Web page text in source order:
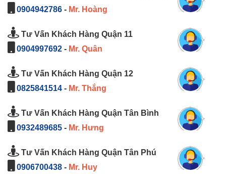
0904942786 - Mr. Hoàng
Tư Vấn Khách Hàng Quận 11
0904997692 - Mr. Quân
Tư Vấn Khách Hàng Quận 12
0825841514 - Mr. Thắng
Tư Vấn Khách Hàng Quận Tân Bình
0932489685 - Mr. Hưng
Tư Vấn Khách Hàng Quận Tân Phú
0906700438 - Mr. Huy